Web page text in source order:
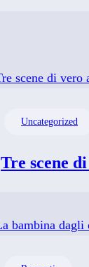
Uncategorized
Tre scene